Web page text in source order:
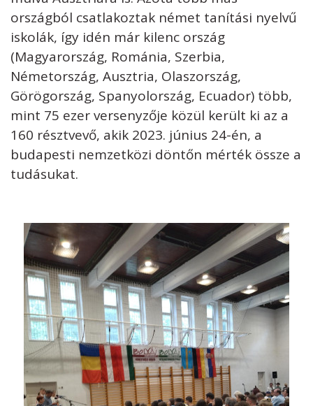
országból csatlakoztak német tanítási nyelvű
iskolák, így idén már kilenc ország
(Magyarország, Románia, Szerbia,
Németország, Ausztria, Olaszország,
Görögország, Spanyolország, Ecuador) több,
mint 75 ezer versenyzője közül került ki az a
160 résztvevő, akik 2023. június 24-én, a
budapesti nemzetközi döntőn mérték össze a
tudásukat.